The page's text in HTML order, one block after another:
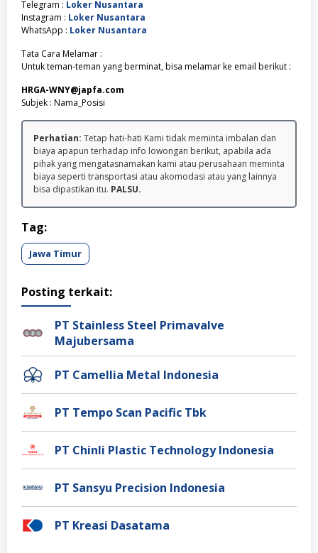
Telegram : Loker Nusantara
Instagram : Loker Nusantara
WhatsApp : Loker Nusantara
Tata Cara Melamar :
Untuk teman-teman yang berminat, bisa melamar ke email berikut :
HRGA-WNY@japfa.com
Subjek : Nama_Posisi
Perhatian: Tetap hati-hati Kami tidak meminta imbalan dan
biaya apapun terhadap info lowongan berikut, apabila ada
pihak yang mengatasnamakan kami atau perusahaan meminta
biaya seperti transportasi atau akomodasi atau yang lainnya
bisa dipastikan itu. PALSU.
Tag:
Jawa Timur
Posting terkait:
PT Stainless Steel Primavalve
Majubersama
PT Camellia Metal Indonesia
PT Tempo Scan Pacific Tbk
PT Chinli Plastic Technology Indonesia
PT Sansyu Precision Indonesia
PT Kreasi Dasatama